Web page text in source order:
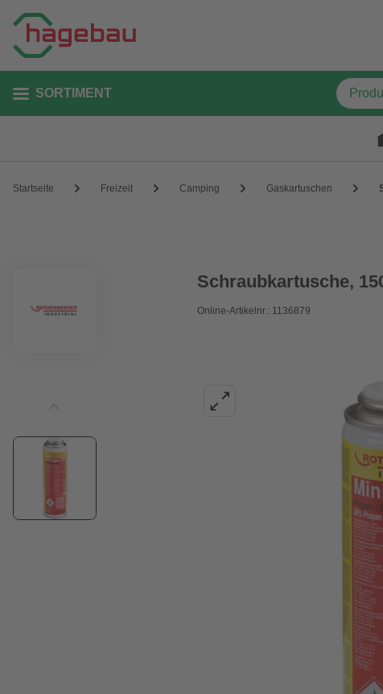
SORTIMENT
Startseite Freizeit Camping Gaskartuschen
Schraubkartusche,
Online-Artikelnr.: 1136879